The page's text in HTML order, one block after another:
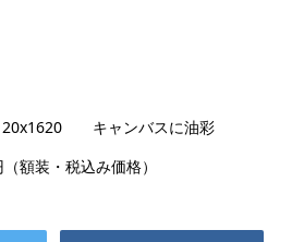
キャンバスに油彩
額装・税込み価格）